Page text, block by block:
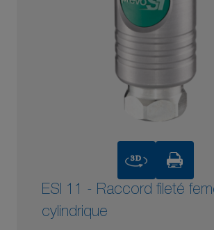
3D
ESI 11 - Raccord fileté
cylindrique